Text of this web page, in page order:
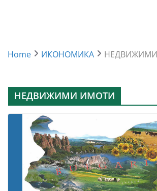
Home ИКОНОМИКА
НЕДВИЖИМИ ИМОТИ